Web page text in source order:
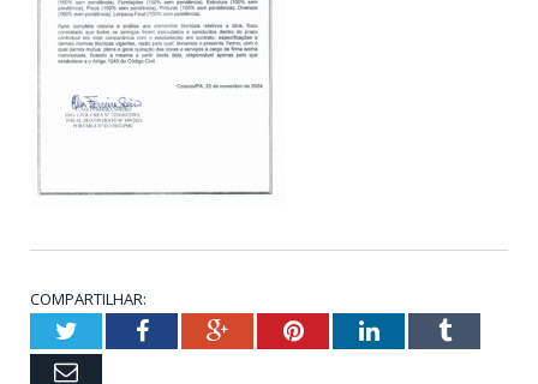
COMPARTILHAR:
TwitterFacebookGoogle+PinterestLinkedInTumblr
Email